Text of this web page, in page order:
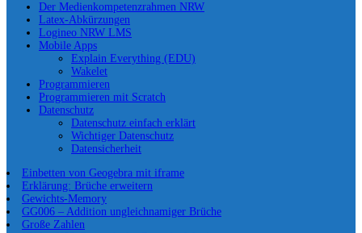
Der Medienkompetenzrahmen NRW
Latex-Abkürzungen
Logineo NRW LMS
Mobile Apps
Explain Everything (EDU)
Wakelet
Programmieren
Programmieren mit Scratch
Datenschutz
Datenschutz einfach erklärt
Wichtiger Datenschutz
Datensicherheit
Einbetten von Geogebra mit iframe
Erklärung: Brüche erweitern
Gewichts-Memory
GG006 – Addition ungleichnamiger Brüche
Große Zahlen